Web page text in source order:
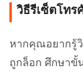
วิธีรีเซ็ตโทร
หากคุณอยากรู้วิ
ถูกล็อก ศึกษาขั้